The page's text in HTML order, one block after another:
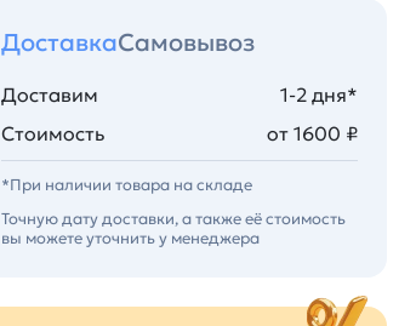
ДоставкаСамовывоз
Доставим
1-2 дня*
Стоимость
от 1600 ₽
*При наличии товара на складе
Точную дату доставки, а также её стоимость
вы можете уточнить у менеджера